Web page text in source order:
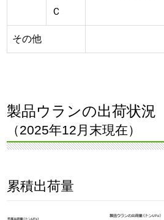
Ｃ
その他
製品ウランの出荷状況
（2025年12月末現在）
累積出荷量